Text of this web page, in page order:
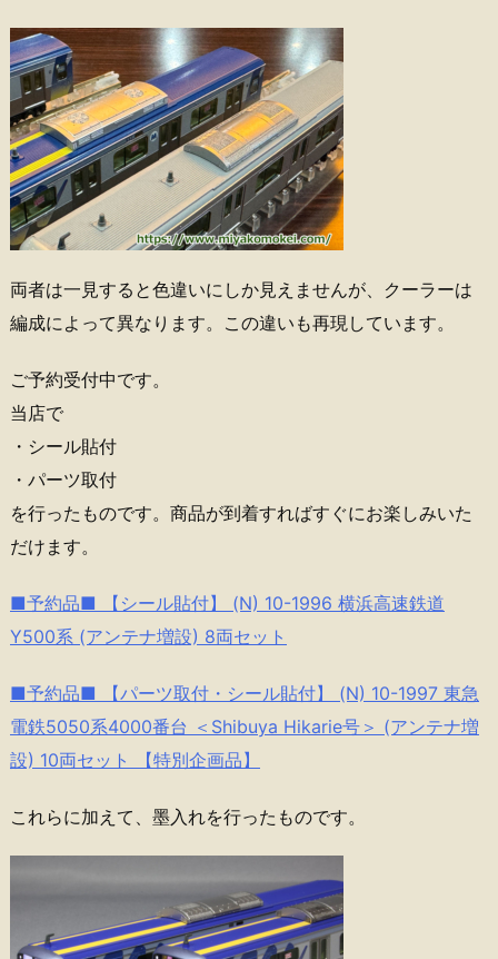
両者は一見すると色違いにしか見えませんが、クーラーは
編成によって異なります。この違いも再現しています。
ご予約受付中です。
当店で
・シール貼付
・パーツ取付
を行ったものです。商品が到着すればすぐにお楽しみいた
だけます。
■予約品■ 【シール貼付】 (N) 10-1996 横浜高速鉄道
Y500系 (アンテナ増設) 8両セット
■予約品■ 【パーツ取付・シール貼付】 (N) 10-1997 東急
電鉄5050系4000番台 ＜Shibuya Hikarie号＞ (アンテナ増
設) 10両セット 【特別企画品】
これらに加えて、墨入れを行ったものです。